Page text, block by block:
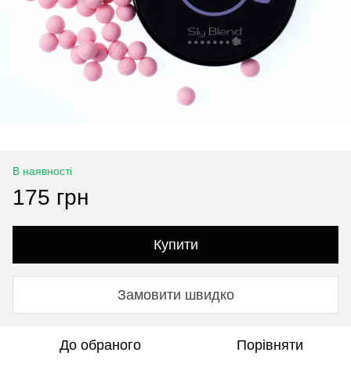
В наявності
175 грн
Купити
Замовити швидко
До обраного Порівняти